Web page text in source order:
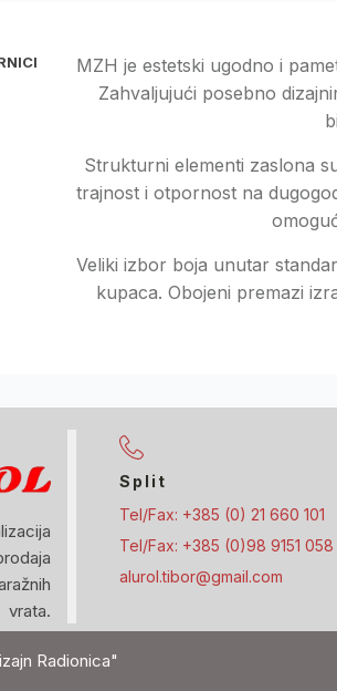
MZH je estetski ugodno i
Zahvaljujući posebno
Strukturni elementi zaslona
trajnost i otpornost na
Veliki izbor boja unutar
kupaca. Obojeni premazi
vrata.
Split
Tel/Fax: +385 (0) 21 660 101
Tel/Fax: +385 (0)98 9151 058
alurol.tibor@gmail.com
Radionica"